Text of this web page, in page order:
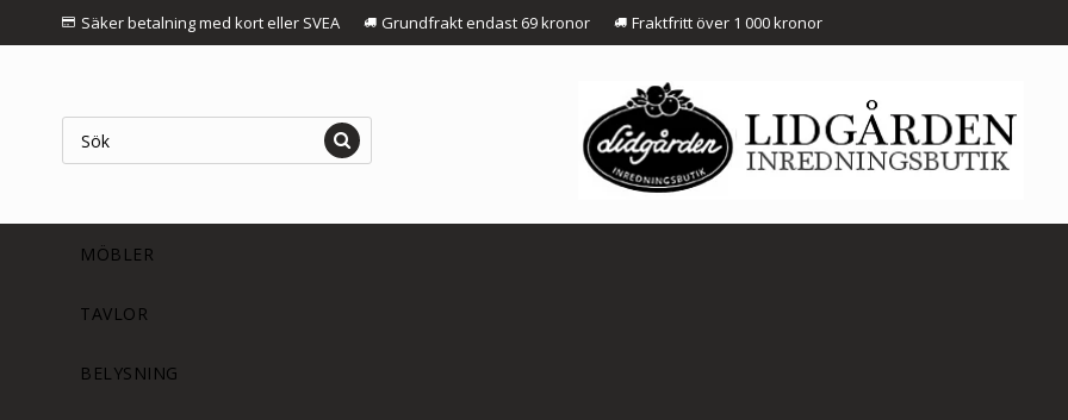
Säker betalning med kort eller SVEA Grundfrakt endast 69 kronor Fraktfritt över 1 000 kronor
MÖBLER
TAVLOR
BELYSNING